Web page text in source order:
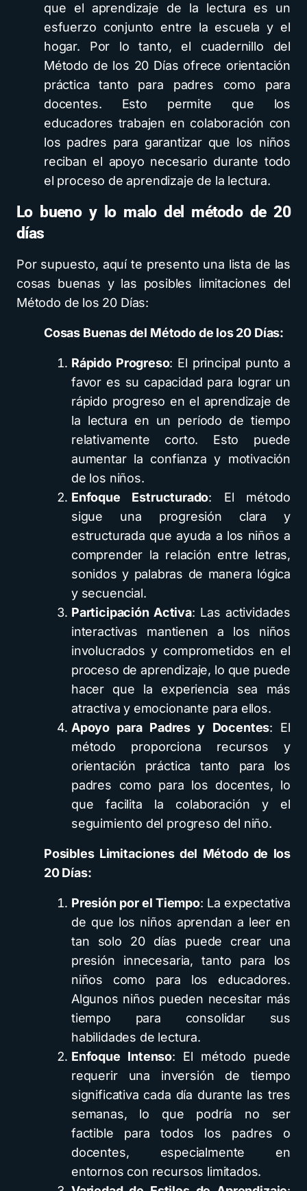
que el aprendizaje de la lectura es un
esfuerzo conjunto entre la escuela y el
hogar. Por lo tanto, el cuadernillo del
Método de los 20 Días ofrece orientación
práctica tanto para padres como para
docentes. Esto permite que los
educadores trabajen en colaboración con
los padres para garantizar que los niños
reciban el apoyo necesario durante todo
el proceso de aprendizaje de la lectura.
Lo bueno y lo malo del método de 20
días
Por supuesto, aquí te presento una lista de las
cosas buenas y las posibles limitaciones del
Método de los 20 Días:
Cosas Buenas del Método de los 20 Días:
Rápido Progreso: El principal punto a
favor es su capacidad para lograr un
rápido progreso en el aprendizaje de
la lectura en un período de tiempo
relativamente corto. Esto puede
aumentar la confianza y motivación
de los niños.
Enfoque Estructurado: El método
sigue una progresión clara y
estructurada que ayuda a los niños a
comprender la relación entre letras,
sonidos y palabras de manera lógica
y secuencial.
Participación Activa: Las actividades
interactivas mantienen a los niños
involucrados y comprometidos en el
proceso de aprendizaje, lo que puede
hacer que la experiencia sea más
atractiva y emocionante para ellos.
Apoyo para Padres y Docentes: El
método proporciona recursos y
orientación práctica tanto para los
padres como para los docentes, lo
que facilita la colaboración y el
seguimiento del progreso del niño.
Posibles Limitaciones del Método de los
20 Días:
Presión por el Tiempo: La expectativa
de que los niños aprendan a leer en
tan solo 20 días puede crear una
presión innecesaria, tanto para los
niños como para los educadores.
Algunos niños pueden necesitar más
tiempo para consolidar sus
habilidades de lectura.
Enfoque Intenso: El método puede
requerir una inversión de tiempo
significativa cada día durante las tres
semanas, lo que podría no ser
factible para todos los padres o
docentes, especialmente en
entornos con recursos limitados.